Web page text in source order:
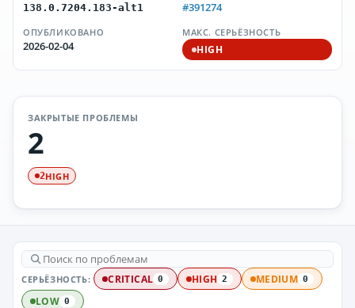
138.0.7204.183-alt1
#391274
ОПУБЛИКОВАНО
2026-02-04
МАКС. СЕРЬЁЗНОСТЬ
HIGH
ЗАКРЫТЫЕ ПРОБЛЕМЫ
2
2HIGH
СЕРЬЁЗНОСТЬ: CRITICAL 0 HIGH 2 MEDIUM 0
LOW 0